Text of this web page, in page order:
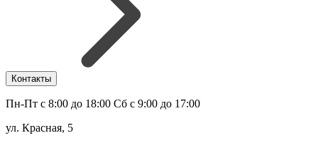
Контакты
Пн-Пт с 8:00 до 18:00 Сб с 9:00 до 17:00
ул. Красная, 5